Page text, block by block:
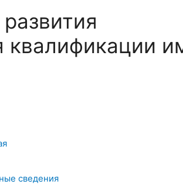
квалификации
сведения